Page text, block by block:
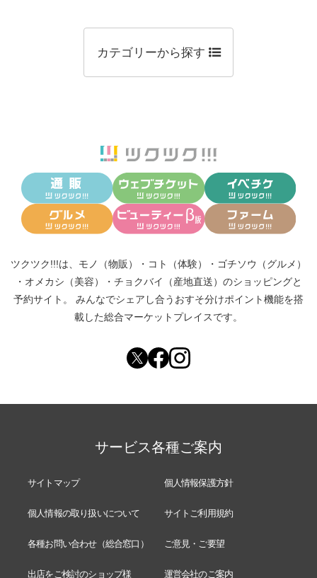
カテゴリーから探す
ツクツク!!!は、 モノ（物販） ・ コト（体験） ・ ゴチソウ（グルメ）
・ オメカシ（美容） ・ チョクバイ（産地直送） のショッピングと
予約サイト。
みんなでシェアし合う おすそ分けポイント機能を搭
載した総合マーケットプレイスです。
サービス各種ご案内
サイトマップ 個人情報保護方針
個人情報の取り扱いについて サイトご利用規約
各種お問い合わせ（総合窓口） ご意見・ご要望
出店をご検討のショップ様 運営会社のご案内